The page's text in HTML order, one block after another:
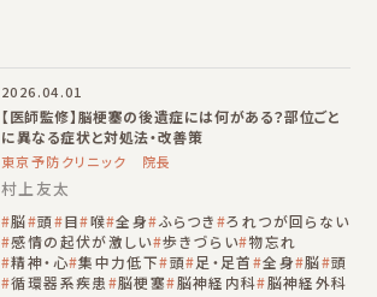
2026.04.01
【医師監修】脳梗塞の後遺症には何がある？部位ごと
に異なる症状と対処法・改善策
東京予防クリニック 院長
村上友太
脳 頭 目 喉 全身 ふらつき ろれつが回らない
感情の起伏が激しい 歩きづらい 物忘れ
精神・心 集中力低下 頭 足・足首 全身 脳 頭
循環器系疾患
脳梗塞 脳神経内科 脳神経外科